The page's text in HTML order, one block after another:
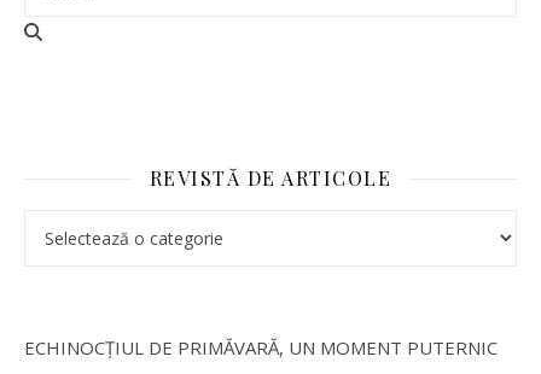
REVISTĂ DE ARTICOLE
ECHINOCȚIUL DE PRIMĂVARĂ, UN MOMENT PUTERNIC